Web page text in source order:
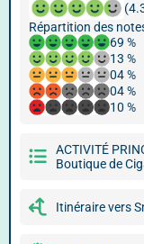
Répartition des
69 %
13 %
04 %
04 %
10 %
ACTIVITÉ
Boutique de
Itinéraire vers